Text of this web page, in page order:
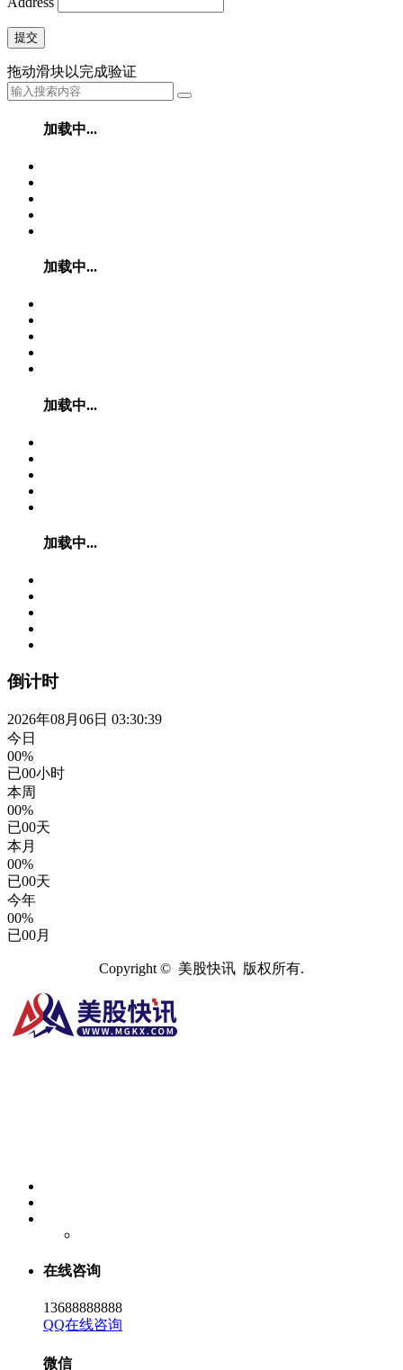
提交
拖动滑块以完成验证
加载中...
加载中...
加载中...
加载中...
倒计时
2026年08月06日 03:30:40
今日
00%
已00小时
本周
00%
已00天
本月
00%
已00天
今年
00%
已00月
Copyright © 美股快讯 版权所有.
在线咨询
13688888888
QQ在线咨询
微信